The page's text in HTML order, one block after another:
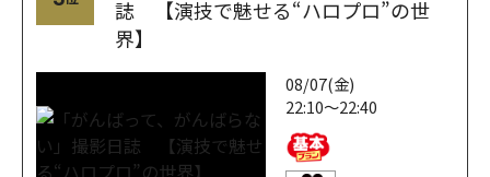
誌 【演技で魅せる“ハロプロ”の世
界】
08/07(金)
22:10～22:40